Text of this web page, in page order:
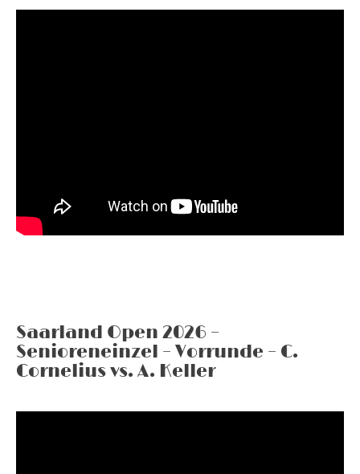
Saarland Open 2026 –
Senioreneinzel – Vorrunde – C.
Cornelius vs. A. Keller